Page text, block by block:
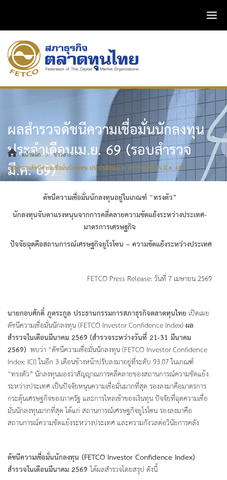
ผลสำรวจดัชนีความเชื่อมั่นนักลงทุน
ประจำเดือนเม.ย. 69 (รอบสำรวจ
มี.ค. 69)
หน้าหลัก > ข่าวสาร >
ผลสำรวจดัชนีความเชื่อมั่นนักลงทุน ประจำเดือนเม.ย. 69 (รอบสำรวจ มี.ค. 69)
ดัชนีความเชื่อมั่นนักลงทุนอยู่ในเกณฑ์ “ทรงตัว”
นักลงทุนจับตาแรงหนุนจากการคลี่คลายความขัดแย้งระหว่างประเทศ-
มาตรการเศรษฐกิจ
ปัจจัยฉุดคือสถานการณ์เศรษฐกิจยูโรโซน – ความขัดแย้งระหว่างประเทศ
FETCO Press Release: วันที่ 7 เมษายน 2569
นายกอบศักดิ์ ภูตระกูล ประธานกรรมการสภาธุรกิจตลาดทุนไทย เปิดเผย
ดัชนีความเชื่อมั่นนักลงทุน (FETCO Investor Confidence Index)ผล
สำรวจในเดือนมีนาคม 2569 (สำรวจระหว่างวันที่ 21-31 มีนาคม
2569) พบว่า “ดัชนีความเชื่อมั่นนักลงทุน (FETCO Investor Confidence
Index: ICI) ในอีก 3 เดือนข้างหน้าปรับลงมาอยู่ที่ระดับ 93.07 ในเกณฑ์
“ทรงตัว” นักลงทุนมองว่าสัญญาณการคลี่คลายของสถานการณ์ความขัดแย้ง
ระหว่างประเทศ เป็นปัจจัยหนุนความเชื่อมั่นมากที่สุด รองลงมาคือมาตรการ
กระตุ้นเศรษฐกิจของภาครัฐ และการไหลเข้าของเงินทุน ปัจจัยที่ฉุดความเชื่อ
มั่นนักลงทุนมากที่สุด ได้แก่ สถานการณ์เศรษฐกิจยูโรโซน รองลงมาคือ
สถานการณ์ความขัดแย้งระหว่างประเทศ และความกังวลต่อวินัยการคลัง
ดัชนีความเชื่อมั่นนักลงทุน (FETCO Investor Confidence Index)
สำรวจในเดือนมีนาคม 2569ได้ผลสำรวจโดยสรุป ดังนี้